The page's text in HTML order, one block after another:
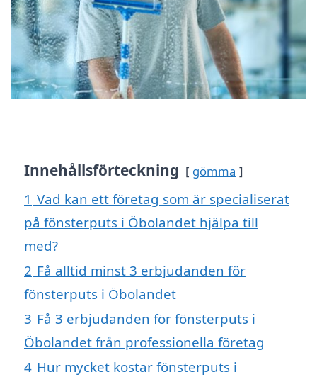
Innehållsförteckning gömma
1 Vad kan ett företag som är specialiserat
på fönsterputs i Öbolandet hjälpa till
med?
2 Få alltid minst 3 erbjudanden för
fönsterputs i Öbolandet
3 Få 3 erbjudanden för fönsterputs i
Öbolandet från professionella företag
4 Hur mycket kostar fönsterputs i